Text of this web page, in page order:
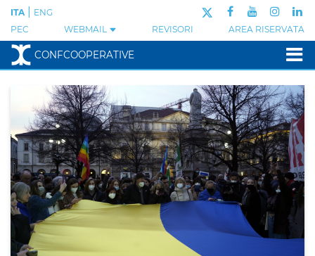
PEC WEBMAIL REVISORI AREA RISERVATA
ITA ENG
CONFCOOPERATIVE